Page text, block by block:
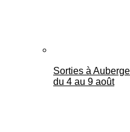
Sorties à
du 4 au 9 août